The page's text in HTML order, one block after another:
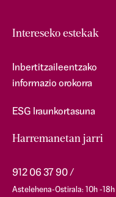
Intereseko estekak
Inbertitzaileentzako
informazio orokorra
ESG Iraunkortasuna
Harremanetan jarri
912 06 37 90
Astelehena-Ostirala: 10h -18h